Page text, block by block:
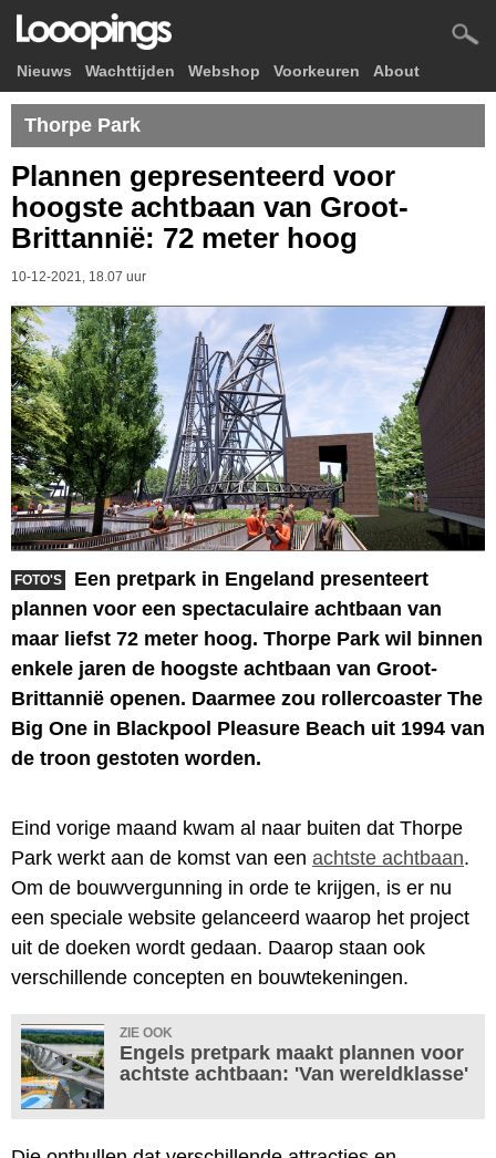
Nieuws Wachttijden Webshop Voorkeuren About
Thorpe Park
Plannen gepresenteerd voor
hoogste achtbaan van Groot-
Brittannië: 72 meter hoog
10-12-2021, 18.07 uur
FOTO'S
Een pretpark in Engeland presenteert
plannen voor een spectaculaire achtbaan van
maar liefst 72 meter hoog. Thorpe Park wil binnen
enkele jaren de hoogste achtbaan van Groot-
Brittannië openen. Daarmee zou rollercoaster The
Big One in Blackpool Pleasure Beach uit 1994 van
de troon gestoten worden.
Eind vorige maand kwam al naar buiten dat Thorpe
Park werkt aan de komst van een achtste achtbaan.
Om de bouwvergunning in orde te krijgen, is er nu
een speciale website gelanceerd waarop het project
uit de doeken wordt gedaan. Daarop staan ook
verschillende concepten en bouwtekeningen.
ZIE OOK
Engels pretpark maakt plannen voor
achtste achtbaan: 'Van wereldklasse'